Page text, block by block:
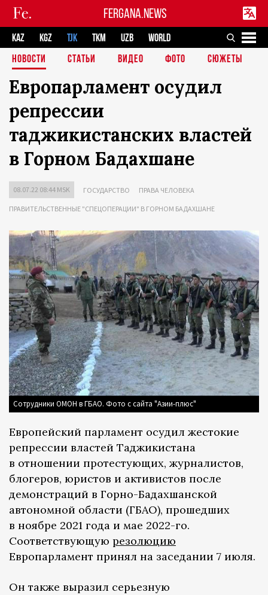
FERGANA.NEWS
KAZ KGZ TJK TKM UZB
WORLD
НОВОСТИ
СТАТЬИ ВИДЕО ФОТО СЮЖЕТЫ
Европарламент осудил
репрессии
таджикистанских властей
в Горном Бадахшане
08.07.22 08:44 MSK ГОСУДАРСТВО ПРАВА ЧЕЛОВЕКА
ПРАВИТЕЛЬСТВЕННЫЕ "СПЕЦОПЕРАЦИИ" В ГОРНОМ БАДАХШАНЕ
Сотрудники ОМОН в ГБАО. Фото с сайта "Азии-плюс"
Европейский парламент осудил жестокие
репрессии властей Таджикистана
в отношении протестующих, журналистов,
блогеров, юристов и активистов после
демонстраций в Горно-Бадахшанской
автономной области (ГБАО), прошедших
в ноябре 2021 года и мае 2022-го.
Соответствующую резолюцию
Европарламент принял на заседании 7 июля.
Он также выразил серьезную